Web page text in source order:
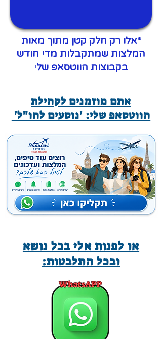
*אלו רק חלק קטן מתוך מאות
המלצות שמתקבלות מדי חודש
בקבוצות הווטסאפ שלי
אתם מוזמנים לקהילת
הווטסאפ שלי: 'נוסעים לחו"ל'
או לפנות אלי בכל נושא
ובכל התלבטות: